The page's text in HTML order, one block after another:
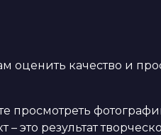
оценить качество и
просмотреть
результат